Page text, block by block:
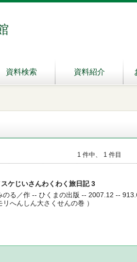
資料検索 資料紹介
1 件中、 1 件目
ケじいさんわくわく旅日記 3
のる／作 -- ひくまの出版 -- 2007.12 --
リへんしん大さくせんの巻 ）